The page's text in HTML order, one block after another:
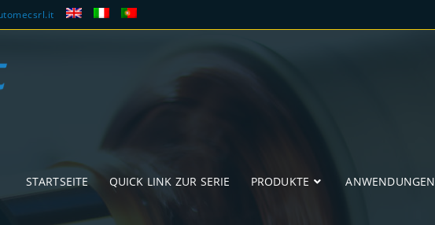
STARTSEITE QUICK LINK ZUR SERIE PRODUKTE ANWENDUNGEN